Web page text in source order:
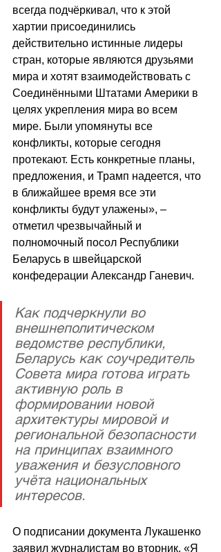
всегда подчёркивал, что к этой
хартии присоединились
действительно истинные лидеры
стран, которые являются друзьями
мира и хотят взаимодействовать с
Соединёнными Штатами Америки в
целях укрепления мира во всем
мире. Были упомянуты все
конфликты, которые сегодня
протекают. Есть конкретные планы,
предложения, и Трамп надеется, что
в ближайшее время все эти
конфликты будут улажены», –
отметил чрезвычайный и
полномочный посол Республики
Беларусь в швейцарской
конфедерации Александр Ганевич.
Как подчеркнули во
внешнеполитическом
ведомстве республики,
Беларусь как соучредитель
Совета мира готова играть
активную роль в
формировании новой
архитектуры мировой и
региональной безопасности
на принципах взаимного
уважения и безусловного
учёта национальных
интересов.
О подписании документа Лукашенко
заявил журналистам во вторник. «Я